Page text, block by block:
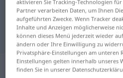
"blutsverwandt"
Übersetzung
„blutsverwandt“
aktivieren Sie Tracking-Technologien
Partner verarbeiten Daten, um Ihnen
aufgeführten Zwecke. Wenn Tracker
Inhalte und Anzeigen möglicherweise
können dieses Menü jederzeit wieder
ändern oder Ihre Einwilligung zu
Privatsphäre-Einstellungen am unteren
Einstellungen gelten innerhalb unseres
finden Sie in unserer